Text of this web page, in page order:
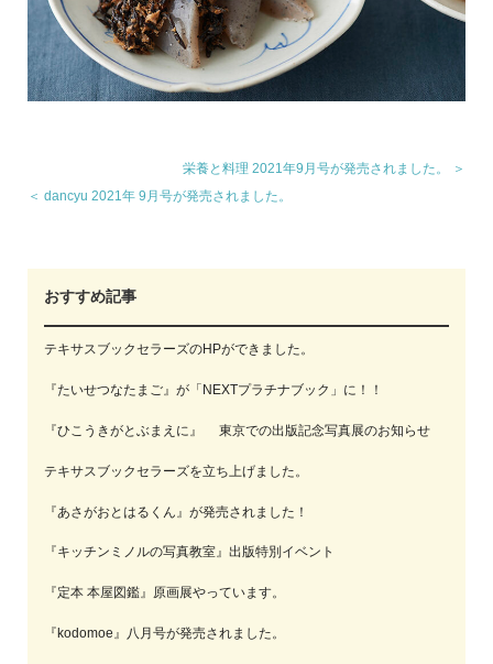
栄養と料理 2021年9月号が発売されました。 ＞
＜ dancyu 2021年 9月号が発売されました。
おすすめ記事
テキサスブックセラーズのHPができました。
『たいせつなたまご』が「NEXTプラチナブック」に！！
『ひこうきがとぶまえに』 東京での出版記念写真展のお知らせ
テキサスブックセラーズを立ち上げました。
『あさがおとはるくん』が発売されました！
『キッチンミノルの写真教室』出版特別イベント
『定本 本屋図鑑』原画展やっています。
『kodomoe』八月号が発売されました。